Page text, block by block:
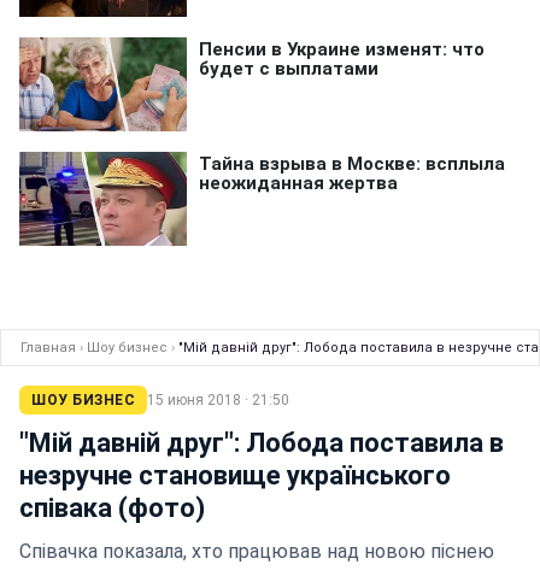
Главная › Шоу бизнес › "Мій давній друг": Лобода поставила в незручне
ШОУ БИЗНЕС 15 июня 2018 · 21:50
"Мій давній друг": Лобода поставила в
незручне становище українського
співака (фото)
Співачка показала, хто працював над новою піснею